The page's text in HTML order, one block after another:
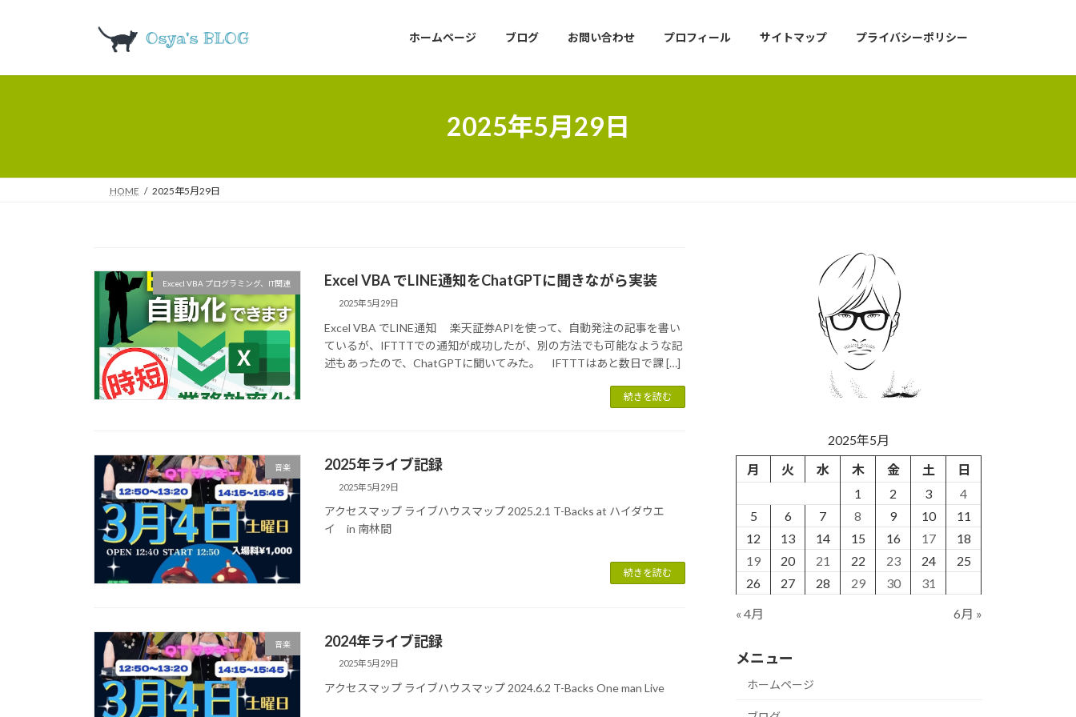
プ
動
ホームページ ブログ お問い合わせ プロフィール サイトマップ プライバシーポリシー
2025年5月29日
HOME 2025年5月29日
Excecl VBA プログラミング、IT関連 Excel VBA でLINE通知をChatGPTに聞きながら実装
2025年5月29日
Excel VBA でLINE通知 楽天証券APIを使って、自動発注の記事を書い
ているが、IFTTTでの通知が成功したが、別の方法でも可能なような記
述もあったので、ChatGPTに聞いてみた。 IFTTTはあと数日で課 […]
続きを読む
音楽 2025年ライブ記録
2025年5月29日
アクセスマップ ライブハウスマップ 2025.2.1 T-Backs at ハイダウエ
イ in 南林間
続きを読む
音楽 2024年ライブ記録
2025年5月29日
アクセスマップ ライブハウスマップ 2024.6.2 T-Backs One man Live
2025年5月
月
火 水 木 金 土
日
1
2 3
4
5
6 7 8 9 10
11
12
13 14 15 16 17
18
19
20 21 22 23 24
25
26
27 28 29 30 31
« 4月 6月 »
メニュー
ホームページ